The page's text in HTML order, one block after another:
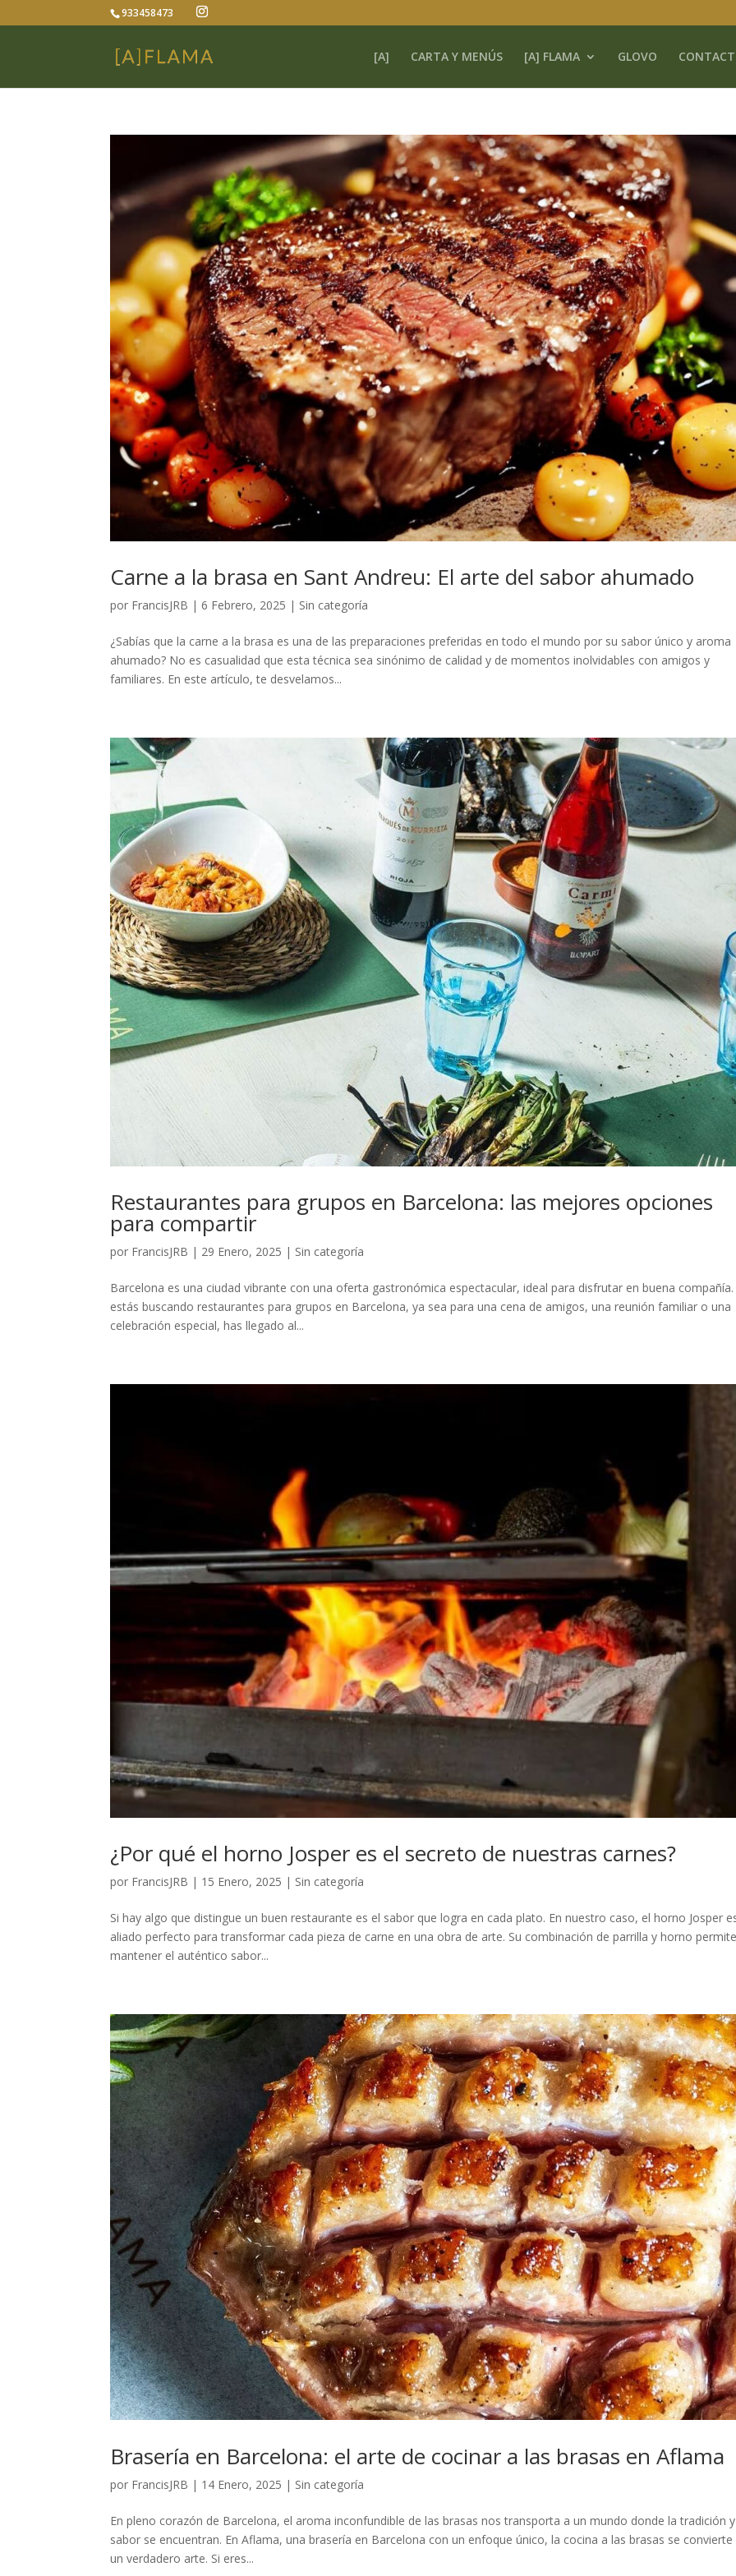
933458473
[A] CARTA Y MENÚS [A] FLAMA GLOVO
Carne a la brasa en Sant Andreu: El arte del sabor ahumado
por FrancisJRB |6 Febrero, 2025 | Sin categoría
¿Sabías que la carne a la brasa es una de las preparaciones preferidas en todo el mundo por su sabor único y aroma
ahumado? No es casualidad que esta técnica sea sinónimo de calidad y de momentos inolvidables con amigos y
familiares. En este artículo, te desvelamos...
Restaurantes para grupos en Barcelona: las mejores opciones
para compartir
por FrancisJRB | 29 Enero, 2025 | Sin categoría
Barcelona es una ciudad vibrante con una oferta gastronómica espectacular, ideal para disfrutar en buena compañía.
estás buscando restaurantes para grupos en Barcelona, ya sea para una cena de amigos, una reunión familiar o una
celebración especial, has llegado al...
¿Por qué el horno Josper es el secreto de nuestras carnes?
por FrancisJRB | 15 Enero, 2025 | Sin categoría
Si hay algo que distingue un buen restaurante es el sabor que logra en cada plato. En nuestro caso, el horno Josper
aliado perfecto para transformar cada pieza de carne en una obra de arte. Su combinación de parrilla y horno
mantener el auténtico sabor...
Brasería en Barcelona: el arte de cocinar a las brasas en Aflama
por FrancisJRB | 14 Enero, 2025 | Sin categoría
En pleno corazón de Barcelona, el aroma inconfundible de las brasas nos transporta a un mundo donde la tradición
sabor se encuentran. En Aflama, una brasería en Barcelona con un enfoque único, la cocina a las brasas se convierte
un verdadero arte. Si eres...